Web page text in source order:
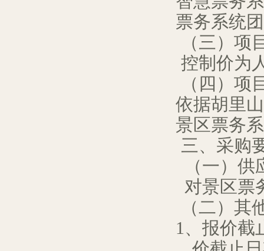
票务系统
（三）项
控制价为
（四）项
依据胡里
景区票务
三、采购
（一）
对景区票
（二）其
1、报价截